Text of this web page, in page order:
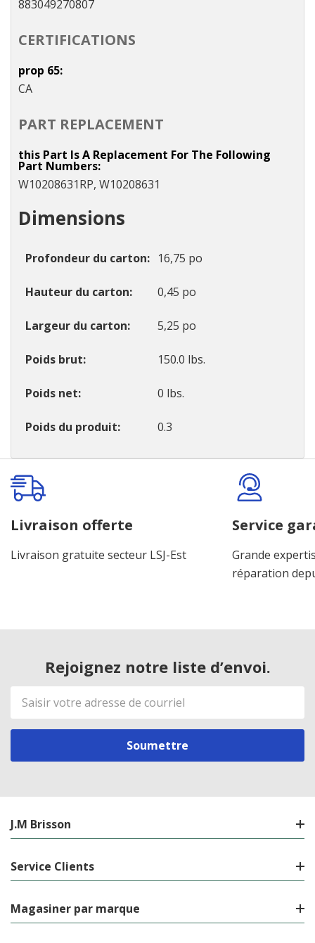
883049270807
CERTIFICATIONS
prop 65
CA
PART REPLACEMENT
this Part Is A Replacement For The Following
Part Numbers
W10208631RP, W10208631
Dimensions
Profondeur du carton 16,75 po
Hauteur du carton 0,45 po
Largeur du carton 5,25 po
Poids brut 150.0 lbs.
Poids net 0 lbs.
Poids du produit 0.3
Onglet
personnalisé
Livraison offerte
Livraison gratuite secteur LSJ-Est
Service
Grande
réparation
Rejoignez notre liste d’envoi.
Adresse
de
courriel
J.M Brisson
Service Clients
Magasiner par marque